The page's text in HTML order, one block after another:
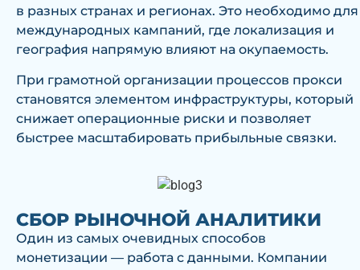
в разных странах и регионах. Это необходимо для
международных кампаний, где локализация и
география напрямую влияют на окупаемость.
При грамотной организации процессов прокси
становятся элементом инфраструктуры, который
снижает операционные риски и позволяет
быстрее масштабировать прибыльные связки.
СБОР РЫНОЧНОЙ АНАЛИТИКИ
Один из самых очевидных способов
монетизации — работа с данными. Компании